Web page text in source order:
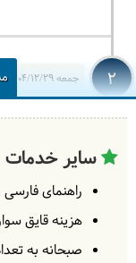
2 جمعه1404/12/29
به سمت
سپس
و گشتی
سایر خدمات
راهنمای فارسی
هزینه قایق
صبحانه به